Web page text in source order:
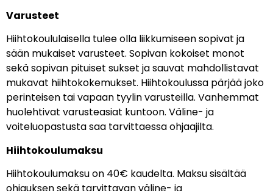
Varusteet
Hiihtokoululaisella tulee olla liikkumiseen sopivat ja
sään mukaiset varusteet. Sopivan kokoiset monot
sekä sopivan pituiset sukset ja sauvat mahdollistavat
mukavat hiihtokokemukset. Hiihtokoulussa pärjää joko
perinteisen tai vapaan tyylin varusteilla. Vanhemmat
huolehtivat varusteasiat kuntoon. Väline- ja
voiteluopastusta saa tarvittaessa ohjaajilta.
Hiihtokoulumaksu
Hiihtokoulumaksu on 40€ kaudelta. Maksu sisältää